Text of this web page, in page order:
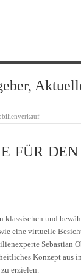
FÜR DEN
klassischen und
eine virtuelle
Sebastian
Konzept aus
erzielen.